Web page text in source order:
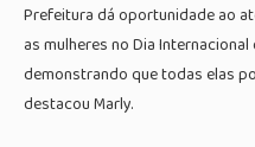
Prefeitura dá oportunidade ao
as mulheres no Dia
demonstrando que todas elas
destacou Marly.